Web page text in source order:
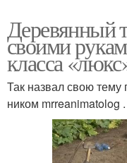
Деревянный
своими
класса
Так назвал свою тему
ником mrreanimatolog .